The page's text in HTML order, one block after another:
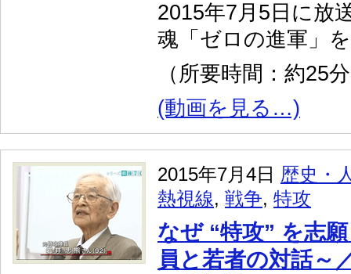
2015年7月5日に放
魂「ゼロの進軍」
（所要時間：約25
(動画を見る…)
2015年7月4日 歴史・
熱視線, 戦争, 特攻
なぜ “特攻” を志
員と若者の対話～